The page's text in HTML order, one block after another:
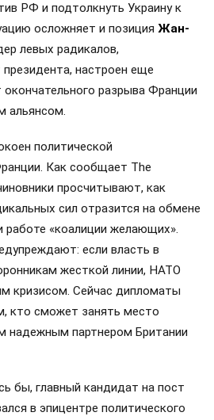
РФ и подтолкнуть Украину к
осложняет и позиция Жан-
левых радикалов,
настроен еще
окончательного разрыва Франции
альянсом.
политической
Как сообщает The
просчитывают, как
сил отразится на обмене
«коалиции желающих».
если власть в
жесткой линии, НАТО
кризисом. Сейчас дипломаты
кто сможет занять место
надежным партнером Британии
бы, главный кандидат на пост
в эпицентре политического